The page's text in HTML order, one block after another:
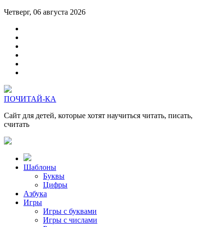
Четверг, 06 августа 2026
ПОЧИТАЙ-КА
Сайт для детей, которые хотят научиться читать, писать,
считать
Шаблоны
Буквы
Цифры
Азбука
Игры
Игры с буквами
Игры с числами